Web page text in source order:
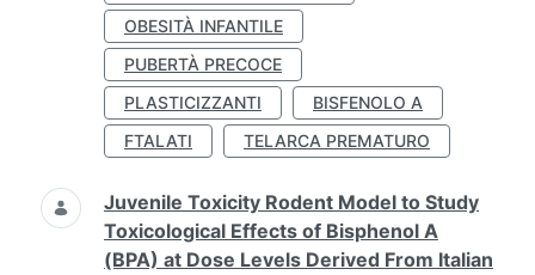
OBESITÀ INFANTILE
PUBERTÀ PRECOCE
PLASTICIZZANTI
BISFENOLO A
FTALATI
TELARCA PREMATURO
Juvenile Toxicity Rodent Model to Study
Toxicological Effects of Bisphenol A
(BPA) at Dose Levels Derived From Italian